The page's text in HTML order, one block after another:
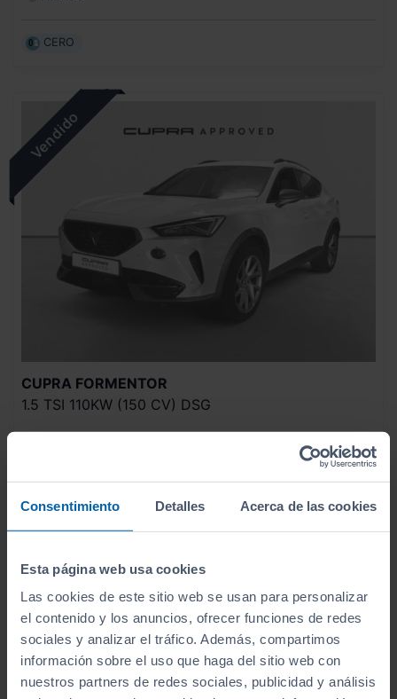
Consentimiento Detalles Acerca de las cookies
Esta página web usa cookies
Las cookies de este sitio web se usan para personalizar
el contenido y los anuncios, ofrecer funciones de redes
sociales y analizar el tráfico. Además, compartimos
información sobre el uso que haga del sitio web con
nuestros partners de redes sociales, publicidad y análisis
CERO
CUPRA FORMENTOR
1.5 TSI 110KW (150 CV) DSG
C